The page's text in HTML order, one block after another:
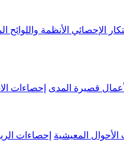
الإحصائي الأنظمة واللوائح
قصيرة المدى إحصاءات
الأحوال المعيشية إحصاءات